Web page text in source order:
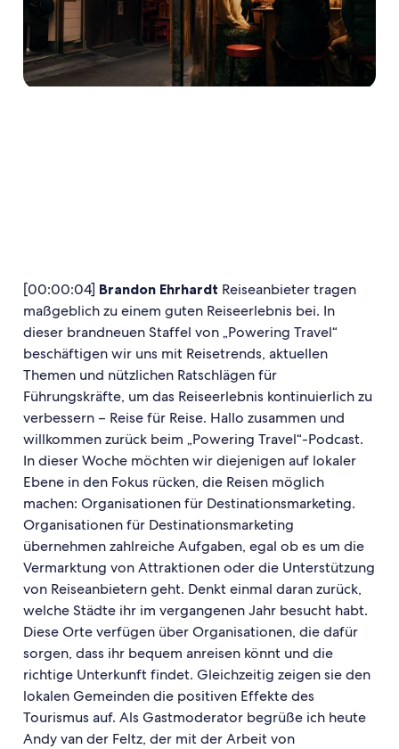
[00:00:04] Brandon Ehrhardt Reiseanbieter tragen
maßgeblich zu einem guten Reiseerlebnis bei. In
dieser brandneuen Staffel von „Powering Travel“
beschäftigen wir uns mit Reisetrends, aktuellen
Themen und nützlichen Ratschlägen für
Führungskräfte, um das Reiseerlebnis kontinuierlich zu
verbessern – Reise für Reise. Hallo zusammen und
willkommen zurück beim „Powering Travel“-Podcast.
In dieser Woche möchten wir diejenigen auf lokaler
Ebene in den Fokus rücken, die Reisen möglich
machen: Organisationen für Destinationsmarketing.
Organisationen für Destinationsmarketing
übernehmen zahlreiche Aufgaben, egal ob es um die
Vermarktung von Attraktionen oder die Unterstützung
von Reiseanbietern geht. Denkt einmal daran zurück,
welche Städte ihr im vergangenen Jahr besucht habt.
Diese Orte verfügen über Organisationen, die dafür
sorgen, dass ihr bequem anreisen könnt und die
richtige Unterkunft findet. Gleichzeitig zeigen sie den
lokalen Gemeinden die positiven Effekte des
Tourismus auf. Als Gastmoderator begrüße ich heute
Andy van der Feltz, der mit der Arbeit von